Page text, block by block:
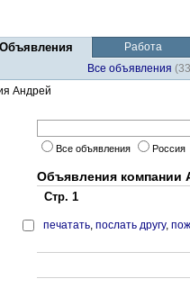
Объявления
Работа
Все объявления
Андрей
Все объявления Россия
Объявления компании
Стр. 1
печатать, послать другу,